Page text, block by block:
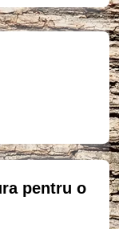
pentru o